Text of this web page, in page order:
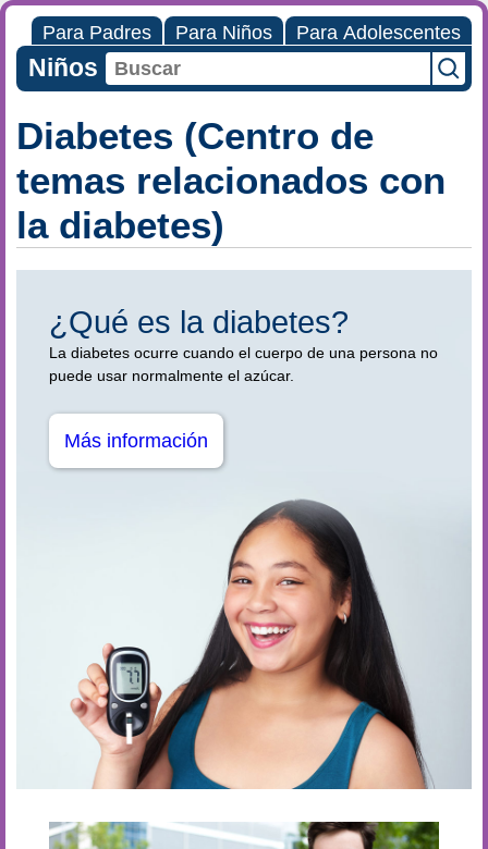
Para Padres Para Niños Para Adolescentes
Niños
Diabetes (Centro de
temas relacionados con
la diabetes)
¿Qué es la diabetes?
La diabetes ocurre cuando el cuerpo de una persona no
puede usar normalmente el azúcar.
Más información